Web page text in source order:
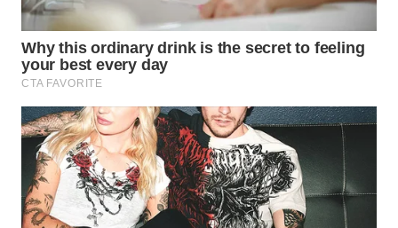
WN
TEBING
TINGGI
WN
PAKPAK
WN
KARAWANG